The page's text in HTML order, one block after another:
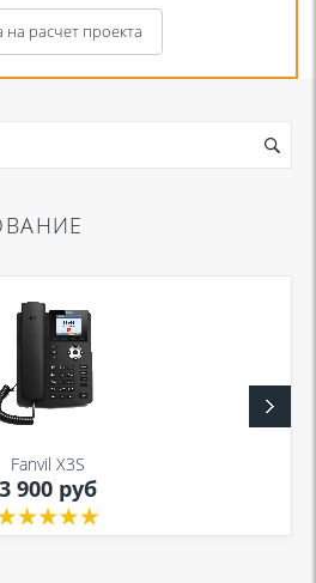
моих персональных данных для связи
в отношении обработки персональных
конфиденциальности
на расчет проекта
моих персональных данных для связи
в отношении обработки персональных
Fanvil X3S
3 900 руб